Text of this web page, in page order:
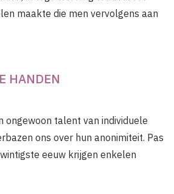
maakte die men vervolgens aan
HANDEN
ongewoon talent van individuele
ons over hun anonimiteit. Pas
eeuw krijgen enkelen